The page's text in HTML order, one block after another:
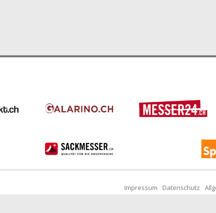
Impressum Datenschutz